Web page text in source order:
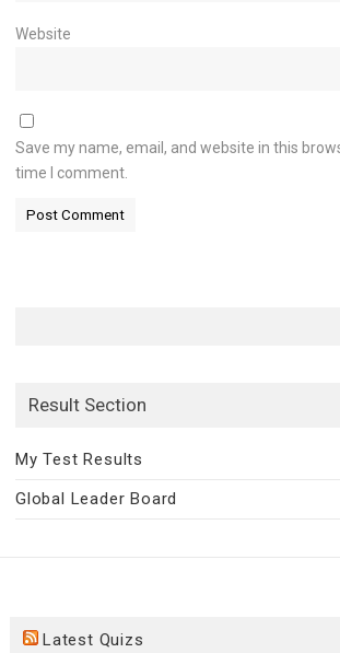
Website
Save my name, email, and website in this
time I comment.
Result Section
My Test Results
Global Leader Board
Latest Quizs